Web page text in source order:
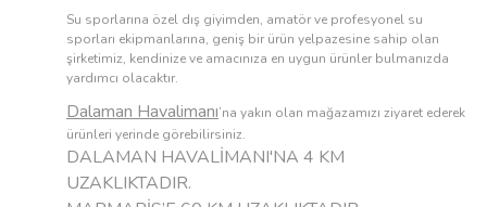
Su sporlarına özel dış giyimden, amatör ve profesyonel su
sporları ekipmanlarına, geniş bir ürün yelpazesine sahip olan
şirketimiz, kendinize ve amacınıza en uygun ürünler bulmanızda
yardımcı olacaktır.
Dalaman Havalimanı’na yakın olan mağazamızı ziyaret ederek
ürünleri yerinde görebilirsiniz.
DALAMAN HAVALİMANI'NA 4 KM
UZAKLIKTADIR.